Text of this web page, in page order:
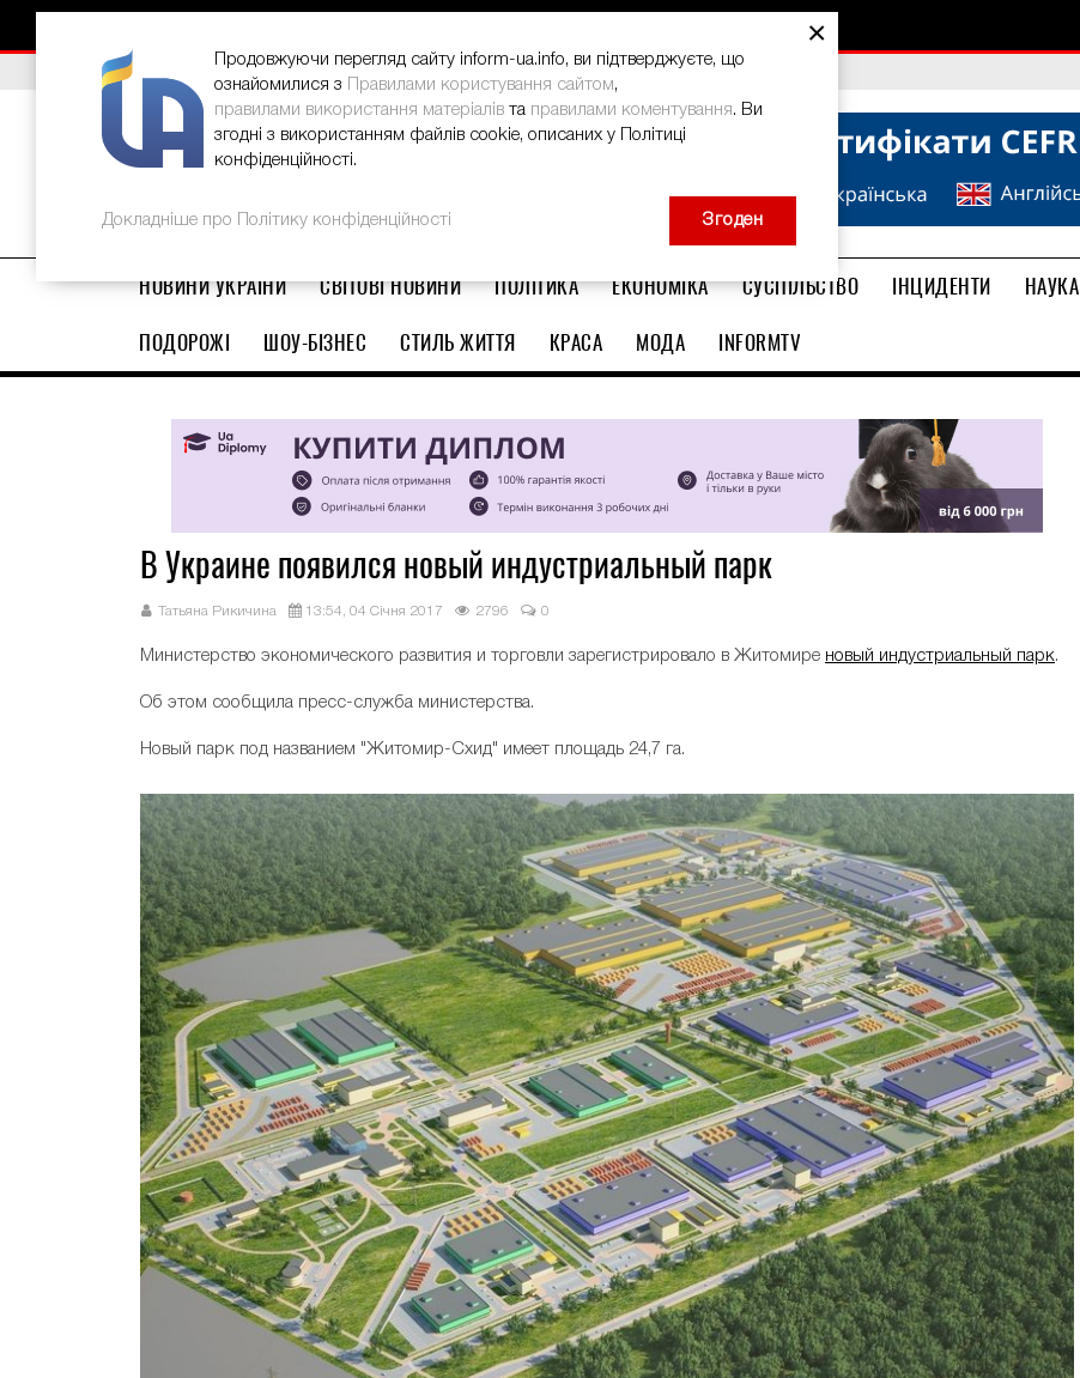
ВИБІР РЕДАКЦІЇ В Україні стартував ювілейний Global Teacher Prize-2026
НОВИНИ УКРАЇНИ СВІТОВІ НОВИНИ ПОЛІТИКА ЕКОНОМІКА СУСПІЛЬСТВО ІНЦИДЕНТИ НАУКА
ПОДОРОЖІ
ШОУ-БІЗНЕС СТИЛЬ ЖИТТЯ КРАСА МОДА INFORMTV
В Украине появился новый индустриальный парк
Татьяна Рикичина 13:54, 04 Січня 2017 2796 0
Министерство экономического развития и торговли зарегистрировало в Житомире новый индустриальный парк.
Об этом сообщила пресс-служба министерства.
Новый парк под названием "Житомир-Схид" имеет площадь 24,7 га.
×
Продовжуючи перегляд сайту inform-ua.info, ви підтверджуєте, що
ознайомилися з
Правилами користування сайтом,
правилами використання матеріалів та правилами коментування. Ви
згодні з використанням файлів cookie, описаних у Політиці
конфіденційності.
Докладніше про Політику конфіденційності Згоден